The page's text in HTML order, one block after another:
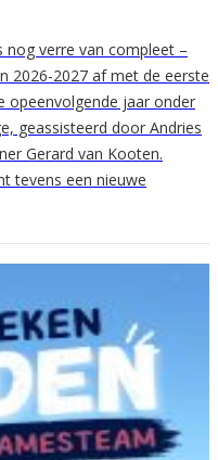
nog verre van compleet –
2026-2027 af met de eerste
opeenvolgende jaar onder
geassisteerd door Andries
Gerard van Kooten.
tevens een nieuwe